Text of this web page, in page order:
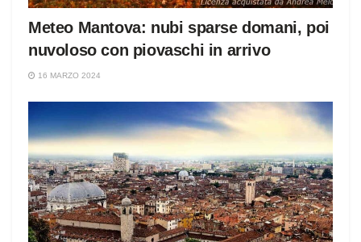
Meteo Mantova: nubi sparse domani, poi
nuvoloso con piovaschi in arrivo
16 MARZO 2024